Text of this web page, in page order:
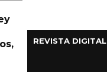
REVISTA DIGITAL